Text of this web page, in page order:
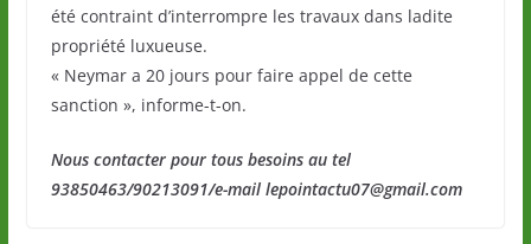
été contraint d’interrompre les travaux dans ladite
propriété luxueuse.
« Neymar a 20 jours pour faire appel de cette
sanction », informe-t-on.
Nous contacter pour tous besoins au tel
93850463/90213091/e-mail lepointactu07@gmail.com